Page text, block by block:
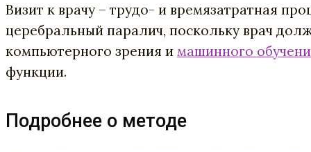
Визит к врачу – трудо- и времязатратная
церебральный паралич, поскольку врач
компьютерного зрения и машинного
функции.
Подробнее о методе